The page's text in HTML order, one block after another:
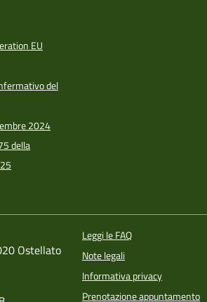
EU
del
2024
della
Ostellato
Leggi le FAQ
Note legali
Informativa privacy
Prenotazione appuntamento